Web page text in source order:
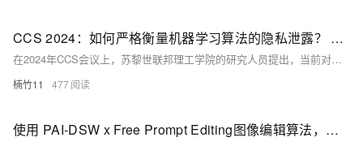
CCS 2024：如何严格衡量机器学习算法的隐私泄露？ ETH有了新发现
在2024年CCS会议上，苏黎世联邦理工学院的研究人员提出，当前对机器学习隐私保护措施的评估可能存在严重误导。研究通过LiRA攻击评估了五种经验性隐私保护措施（HAMP、RelaxLoss、SELENA、DFKD和SSL），发现现有方法忽视最脆弱数据点、使用较弱攻击且未与实际差分隐私基线比较。结果表明这些措施在更强攻击下表现不佳，而强大的差分隐私基线则提供了更好的隐私-效用权衡。
楠竹11 477
使用 PAI-DSW x Free Prompt Editing图像编辑算法，开发个人AIGC绘图小助理